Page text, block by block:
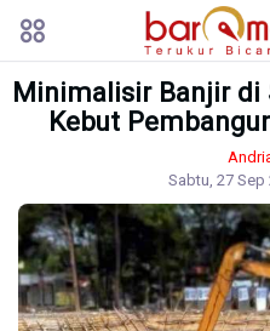
Minimalisir Banjir di
Kebut
Sabtu, 27 Sep